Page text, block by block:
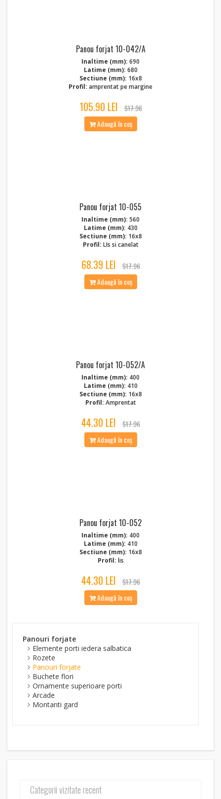
Panou forjat 10-042/A
Inaltime (mm): 690
Latime (mm): 680
Sectiune (mm): 16x8
Profil: amprentat pe margine
105.90 LEI
$17.96
Adaugă în coș
Panou forjat 10-055
Inaltime (mm): 560
Latime (mm): 430
Sectiune (mm): 16x8
Profil: LIs si canelat
68.39 LEI
$17.96
Adaugă în coș
Panou forjat 10-052/A
Inaltime (mm): 400
Latime (mm): 410
Sectiune (mm): 16x8
Profil: Amprentat
44.30 LEI
$17.96
Adaugă în coș
Panou forjat 10-052
Inaltime (mm): 400
Latime (mm): 410
Sectiune (mm): 16x8
Profil: lis
44.30 LEI
$17.96
Adaugă în coș
Panouri forjate
Elemente porti iedera salbatica
Rozete
Panouri forjate
Buchete flori
Ornamente superioare porti
Arcade
Montanti gard
Categorii vizitate recent